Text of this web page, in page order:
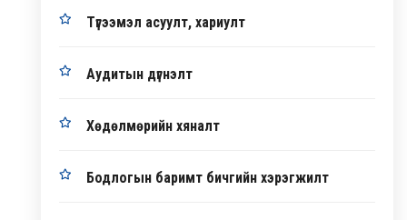
Түгээмэл асуулт, хариулт
Аудитын дүгнэлт
Хөдөлмөрийн хяналт
Бодлогын баримт бичгийн хэрэгжилт